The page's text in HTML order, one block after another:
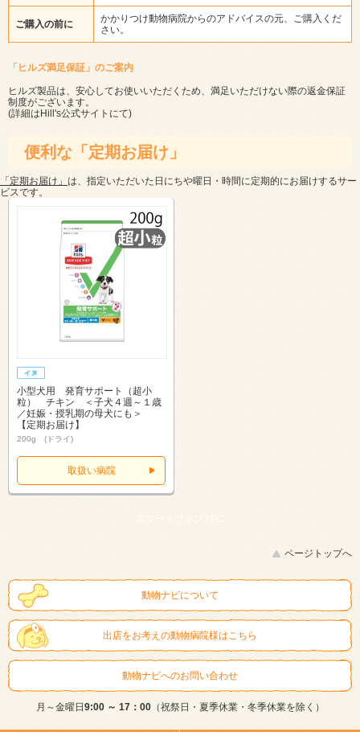
ご購入の前に
かかりつけ動物病院からのアドバイスの元、ご購入くだ
さい。
「ヒルズ満足保証」のご案内
ヒルズ製品は、安心してお使いいただくため、満足いただけない際の返金保証
制度がございます。
(詳細はHill's公式サイト にて)
便利な「定期お届け」
「定期お届け」 は、指定いただいた日にちや曜日・時間に定期的にお届けするサー
ビスです。
小型犬用 発育サポート（超小
粒） チキン ＜子犬４週～１歳
／妊娠・授乳期の母犬にも＞
【定期お届け】
200g (ドライ)
取扱い病院
スマートフォン | PC
ページトップへ
動物ナビについて
出店をお考えの動物病院様はこちら
動物ナビへのお問い合わせ
月～金曜日 9:00 ～ 17：00（祝祭日・夏季休業・冬季休業を除く）